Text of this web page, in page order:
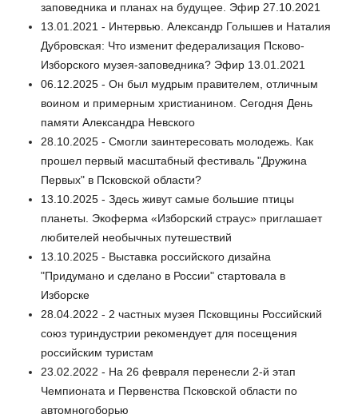
заповедника и планах на будущее. Эфир 27.10.2021
13.01.2021 - Интервью. Александр Голышев и Наталия
Дубровская: Что изменит федерализация Псково-
Изборского музея-заповедника? Эфир 13.01.2021
06.12.2025 - Он был мудрым правителем, отличным
воином и примерным христианином. Сегодня День
памяти Александра Невского
28.10.2025 - Смогли заинтересовать молодежь. Как
прошел первый масштабный фестиваль "Дружина
Первых" в Псковской области?
13.10.2025 - Здесь живут самые большие птицы
планеты. Экоферма «Изборский страус» приглашает
любителей необычных путешествий
13.10.2025 - Выставка российского дизайна
"Придумано и сделано в России" стартовала в
Изборске
28.04.2022 - 2 частных музея Псковщины Российский
союз туриндустрии рекомендует для посещения
российским туристам
23.02.2022 - На 26 февраля перенесли 2-й этап
Чемпионата и Первенства Псковской области по
автомногоборью